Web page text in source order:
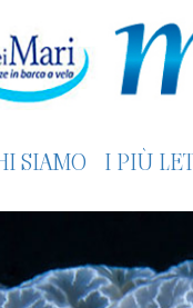
SIAMO I PIÙ